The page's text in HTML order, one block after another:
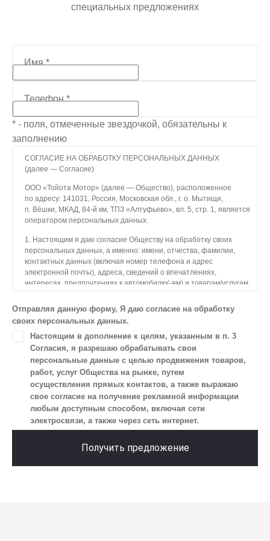
специальных предложениях
Имя*
Телефон*
* - поля, отмеченные звездочкой, обязательны к
заполнению
СОГЛАСИЕ НА ОБРАБОТКУ ПЕРСОНАЛЬНЫХ ДАННЫХ
(далее — Согласие)
ООО «Тойота Мотор» (далее — Общество), расположенное
по адресу: 141031, Россия, Московская обл., г. о. Мытищи,
п. Вёшки, МКАД, 84-й км, ТПЗ «Алтуфьево», вл. 5, стр. 1, является
оператором персональных данных.
1. Настоящим я даю согласие Обществу на обработку своих
персональных данных, а именно: имени, отчества, фамилии,
контактных данных (включая номер телефона и адрес
электронной почты), адреса, сведений о впечатлениях,
интересах, предпочтениях к автомобилю(-ям) и товарам/услугам,
устройства и модели мобильного телефона посетителя сайта,
уникального идентификатора посетителя сайта,
предпочтительного времени и способа для контакта, истории
контактов.
следующие действия: сбор, запись, систематизация,
накопление, хранение, уточнение (обновление, изменение),
извлечение, использование, передача (предоставление, доступ),
блокирование, удаление, уничтожение персональных данных.
Общество обрабатывает персональные данные
с использованием средств автоматизации.
осуществление взаимодействия Общества с посетителями
Отправляя данную форму, Я даю согласие на обработку
своих персональных данных.
Настоящим в дополнение к целям, указанным в п. 3
Согласия, я разрешаю обрабатывать свои
персональные данные с целью продвижения товаров,
работ, услуг Общества на рынке, путем
осуществления прямых контактов, а также выражаю
свое согласие на получение рекламной информации
любым доступным способом, включая сети
электросвязи, а также через сеть интернет.
Получить предложение